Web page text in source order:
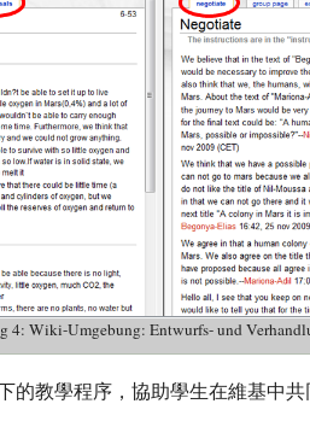
4: Wiki-Umgebung: Entwurfs- und
的教學程序，協助學生在維基中